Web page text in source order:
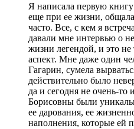
Я написала первую
еще при ее жизни,
часто. Все, с кем я
давали мне интервью о
жизни легендой, и это не
аспект. Мне даже один
Гагарин, сумела
действительно было
да и сегодня не очень-
Борисовны были
ее дарования, ее
наполнения, которые ей